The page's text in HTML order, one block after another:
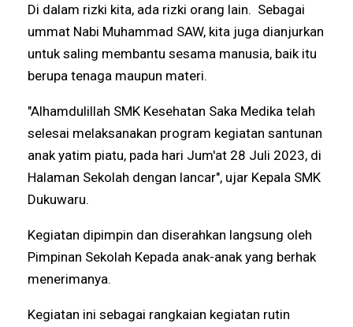
Di dalam rizki kita, ada rizki orang lain. Sebagai
ummat Nabi Muhammad SAW, kita juga dianjurkan
untuk saling membantu sesama manusia, baik itu
berupa tenaga maupun materi.
"Alhamdulillah SMK Kesehatan Saka Medika telah
selesai melaksanakan program kegiatan santunan
anak yatim piatu, pada hari Jum'at 28 Juli 2023, di
Halaman Sekolah dengan lancar", ujar Kepala SMK
Dukuwaru.
Kegiatan dipimpin dan diserahkan langsung oleh
Pimpinan Sekolah Kepada anak-anak yang berhak
menerimanya.
Kegiatan ini sebagai rangkaian kegiatan rutin